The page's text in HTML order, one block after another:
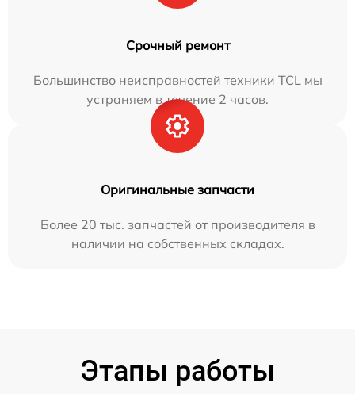
Срочный ремонт
Большинство неисправностей техники TCL мы
устраняем в течение 2 часов.
Оригинальные запчасти
Более 20 тыс. запчастей от производителя в
наличии на собственных складах.
Этапы работы